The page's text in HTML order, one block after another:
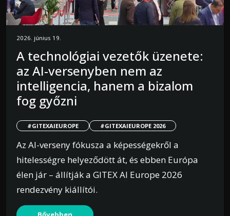
2026. június 19.
A technológiai vezetők üzenete:
az AI-versenyben nem az
intelligencia, hanem a bizalom
fog győzni
#GITEXAIEUROPE #GITEXAIEUROPE 2026
Az AI-verseny fókusza a képességekről a
hitelességre helyeződött át, és ebben Európa
élen jár – állítják a GITEX AI Europe 2026
rendezvény kiállítói.